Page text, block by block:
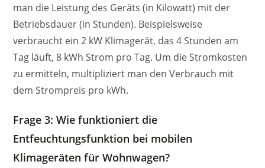
man die Leistung des Geräts (in Kilowatt) mit der
Betriebsdauer (in Stunden). Beispielsweise
verbraucht ein 2 kW Klimagerät, das 4 Stunden am
Tag läuft, 8 kWh Strom pro Tag. Um die Stromkosten
zu ermitteln, multipliziert man den Verbrauch mit
dem Strompreis pro kWh.
Frage 3: Wie funktioniert die
Entfeuchtungsfunktion bei mobilen
Klimageräten für Wohnwagen?